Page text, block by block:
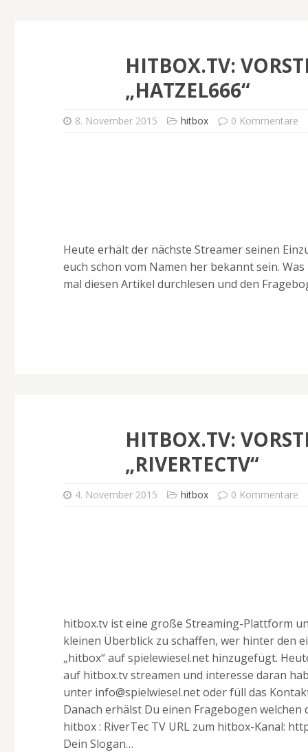
HITBOX.TV:
„HATZEL666“
8. November 2015 hitbox 0 Kommentare
Heute erhält der nächste Streamer seinen
euch schon vom Namen her bekannt sein.
mal diesen Artikel durchlesen und den
HITBOX.TV:
„RIVERTECTV“
4. November 2015 hitbox 0 Kommentare
hitbox.tv ist eine große Streaming-Plattform
kleinen Überblick zu schaffen, wer hinter den
„hitbox“ auf spielewiesel.net hinzugefügt.
auf hitbox.tv streamen und interesse daran
unter info@spielwiesel.net oder füll das
Danach erhälst Du einen Fragebogen
hitbox : RiverTec TV URL zum hitbox-Kanal:
Dein Slogan…